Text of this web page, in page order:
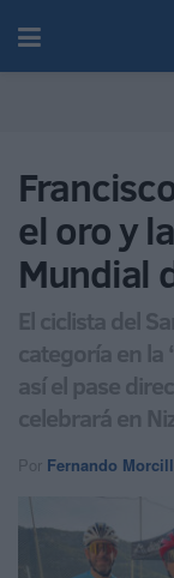
el oro y
Mundial
El ciclista del
categoría en la
así el pase
celebrará en
Por Fernando